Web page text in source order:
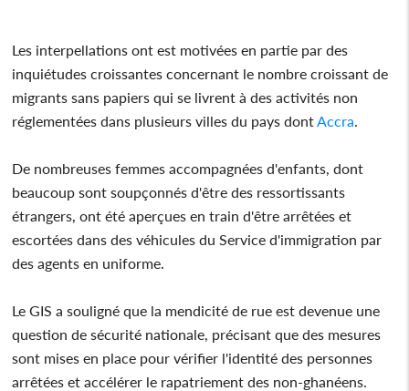
Les interpellations ont est motivées en partie par des
inquiétudes croissantes concernant le nombre croissant de
migrants sans papiers qui se livrent à des activités non
réglementées dans plusieurs villes du pays dont Accra
De nombreuses femmes accompagnées d'enfants, dont
beaucoup sont soupçonnés d'être des ressortissants
étrangers, ont été aperçues en train d'être arrêtées et
escortées dans des véhicules du Service d'immigration par
des agents en uniforme.
Le GIS a souligné que la mendicité de rue est devenue une
question de sécurité nationale, précisant que des mesures
sont mises en place pour vérifier l'identité des personnes
arrêtées et accélérer le rapatriement des non-ghanéens.